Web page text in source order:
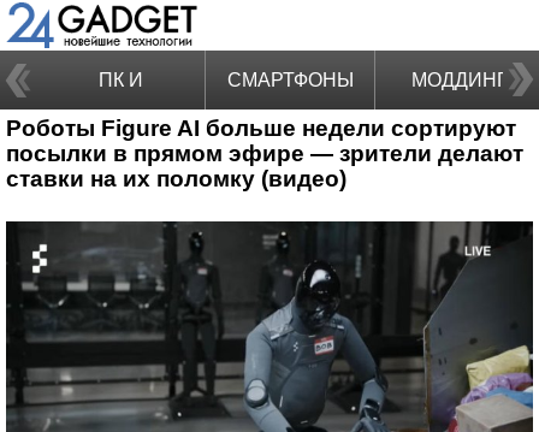
ПК И
НОУТБУКИ
СМАРТФОНЫ МОДДИНГ
Роботы Figure AI больше недели сортируют
посылки в прямом эфире — зрители делают
ставки на их поломку (видео)